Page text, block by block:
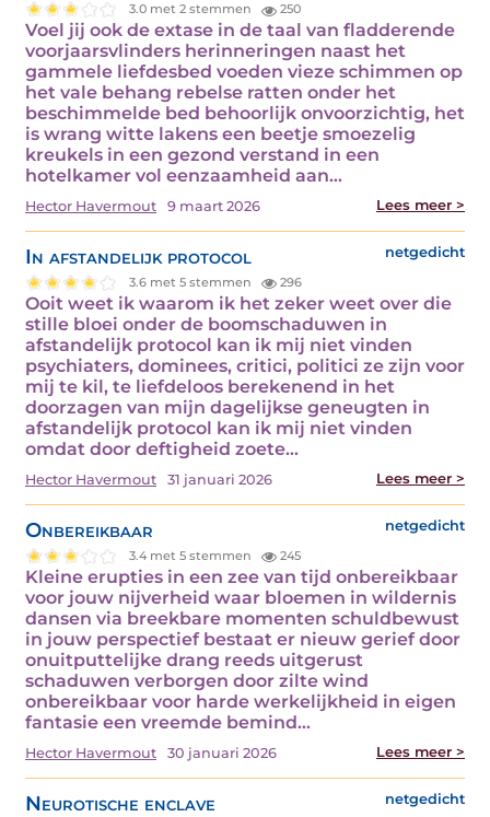
3.0 met 2 stemmen 250
Voel jij ook de extase in de taal van fladderende
voorjaarsvlinders herinneringen naast het
gammele liefdesbed voeden vieze schimmen op
het vale behang rebelse ratten onder het
beschimmelde bed behoorlijk onvoorzichtig, het
is wrang witte lakens een beetje smoezelig
kreukels in een gezond verstand in een
hotelkamer vol eenzaamheid aan…
Hector Havermout 9 maart 2026 Lees meer >
In afstandelijk protocol netgedicht
3.6 met 5 stemmen 296
Ooit weet ik waarom ik het zeker weet over die
stille bloei onder de boomschaduwen in
afstandelijk protocol kan ik mij niet vinden
psychiaters, dominees, critici, politici ze zijn voor
mij te kil, te liefdeloos berekenend in het
doorzagen van mijn dagelijkse geneugten in
afstandelijk protocol kan ik mij niet vinden
omdat door deftigheid zoete…
Hector Havermout 31 januari 2026 Lees meer >
Onbereikbaar netgedicht
3.4 met 5 stemmen 245
Kleine erupties in een zee van tijd onbereikbaar
voor jouw nijverheid waar bloemen in wildernis
dansen via breekbare momenten schuldbewust
in jouw perspectief bestaat er nieuw gerief door
onuitputtelijke drang reeds uitgerust
schaduwen verborgen door zilte wind
onbereikbaar voor harde werkelijkheid in eigen
fantasie een vreemde bemind…
Hector Havermout 30 januari 2026 Lees meer >
Neurotische enclave netgedicht